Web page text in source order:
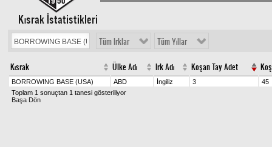
Kısrak İstatistikleri
Tüm Irklar Tüm Yıllar
Kısrak Ülke Adı Irk Adı Koşan Tay Adet
BORROWING BASE (USA) ABD İngiliz 3
45
Toplam 1 sonuçtan 1 tanesi gösteriliyor
Başa Dön